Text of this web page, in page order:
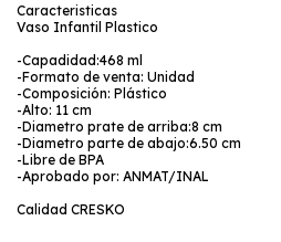
Caracteristicas
Vaso Infantil Plastico
-Capadidad:468 ml
-Formato de venta: Unidad
-Composición: Plástico
-Alto: 11 cm
-Diametro prate de arriba:8 cm
-Diametro parte de abajo:6.50 cm
-Libre de BPA
-Aprobado por: ANMAT/INAL
Calidad CRESKO